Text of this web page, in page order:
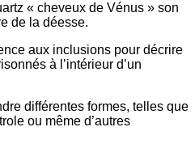
« cheveux de Vénus » son
de la déesse.
aux inclusions pour décrire
à l’intérieur d’un
différentes formes, telles que
ou même d’autres